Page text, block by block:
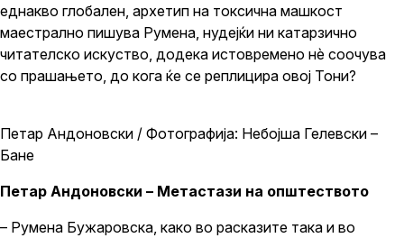
еднакво глобален, архетип на токсична машкост
маестрално пишува Румена, нудејќи ни катарзично
читателско искуство, додека истовремено нѐ соочува
со прашањето, до кога ќе се реплицира овој Тони?
Петар Андоновски / Фотографија: Небојша Гелевски –
Бане
Петар Андоновски – Метастази на општеството
– Румена Бужаровска, како во расказите така и во